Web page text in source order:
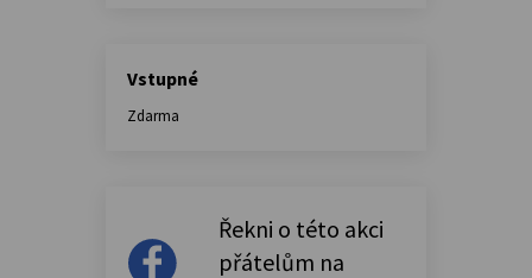
Vstupné
Zdarma
Řekni o této akci
přátelům na